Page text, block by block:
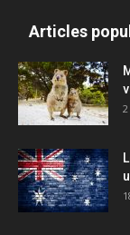
Articles